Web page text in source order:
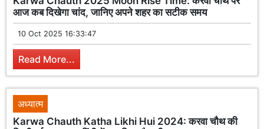
आज कब दिखेगा चांद, जानिए अपने शहर का सटीक समय
10 Oct 2025 16:33:47
Read More...
अध्यात्म
Karwa Chauth Katha Likhi Hui 2024: करवा चौथ की